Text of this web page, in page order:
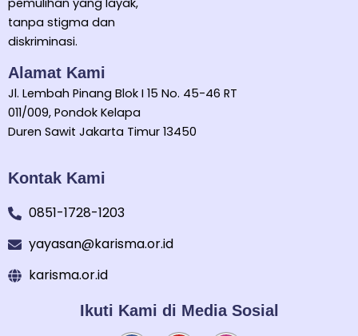
pemulihan yang layak,
tanpa stigma dan
diskriminasi.
Alamat Kami
Jl. Lembah Pinang Blok I 15 No. 45-46 RT
011/009, Pondok Kelapa
Duren Sawit Jakarta Timur 13450
Kontak Kami
0851-1728-1203
yayasan@karisma.or.id
karisma.or.id
Ikuti Kami di Media Sosial